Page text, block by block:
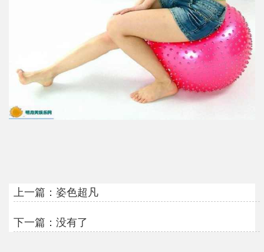
上一篇： 姿色超凡
下一篇：没有了